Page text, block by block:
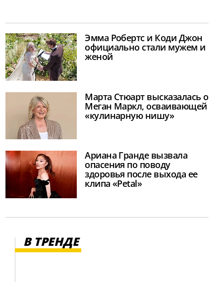
Эмма Робертс и Коди Джон
официально стали мужем и
женой
Марта Стюарт высказалась о
Меган Маркл, осваивающей
«кулинарную нишу»
Ариана Гранде вызвала
опасения по поводу
здоровья после выхода ее
клипа «Petal»
В ТРЕНДЕ